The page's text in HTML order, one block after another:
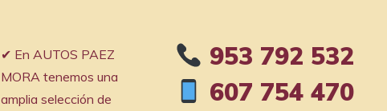
✔︎ En AUTOS PAEZ
MORA tenemos una
amplia selección de
953 792 532
607 754 470